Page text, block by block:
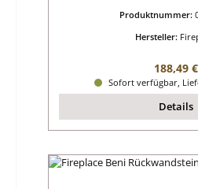
Produktnummer:
Hersteller:
188,49 €
Sofort verfügbar,
Details